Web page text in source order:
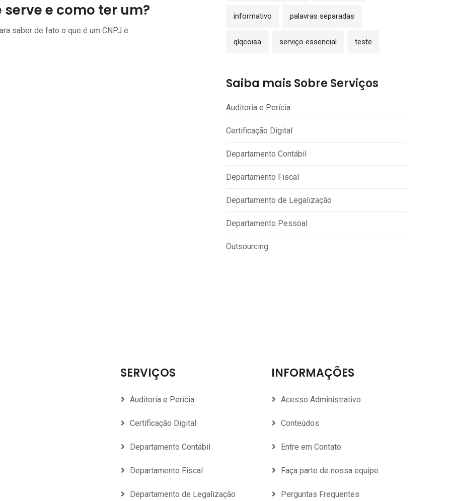
serve e como ter um?
saber de fato o que é um CNPJ e
informativo palavras separadas
qlqcoisa serviço essencial teste
Saiba mais Sobre Serviços
Auditoria e Perícia
Certificação Digital
Departamento Contábil
Departamento Fiscal
Departamento de Legalização
Departamento Pessoal
Outsourcing
SERVIÇOS
Auditoria e Perícia
Certificação Digital
Departamento Contábil
Departamento Fiscal
Departamento de Legalização
INFORMAÇÕES
Acesso Administrativo
Conteúdos
Entre em Contato
Faça parte de nossa equipe
Perguntas Frequentes